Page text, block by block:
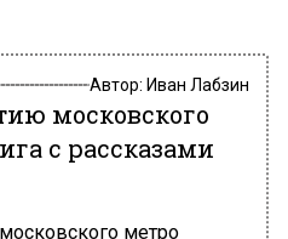
Автор: Иван Лабзин
московского
с рассказами